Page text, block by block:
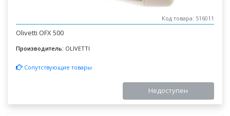
Код товара: 516011
Olivetti OFX 500
Производитель: OLIVETTI
Сопутствующие товары
Недоступен